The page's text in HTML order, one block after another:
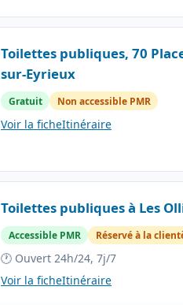
Toilettes publiques, 70
sur-Eyrieux
Gratuit Non accessible PMR
Voir la ficheItinéraire
Toilettes publiques à Les
Accessible PMR Réservé à la
🕐 Ouvert 24h/24, 7j/7
Voir la ficheItinéraire